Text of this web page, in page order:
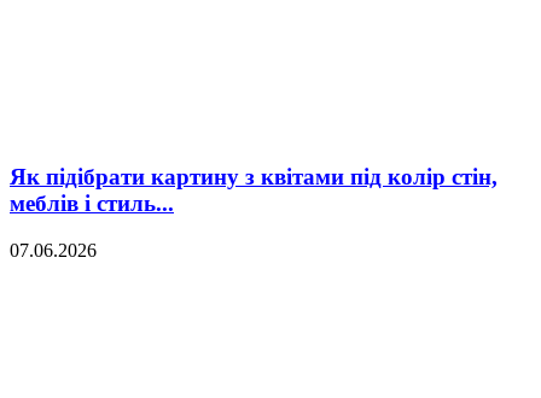
Як підібрати картину з квітами під колір стін,
меблів і стиль...
07.06.2026